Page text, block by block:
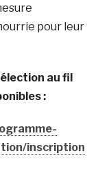
pour leur
au fil
:
inscription